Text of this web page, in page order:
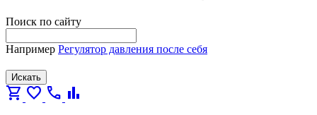
Поиск по сайту
Например Регулятор давления после себя
Искать
shopping_cart favorite call bar_chart